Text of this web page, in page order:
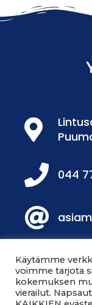
044
Käytämme
voimme tarjota
kokemuksen
vierailut.